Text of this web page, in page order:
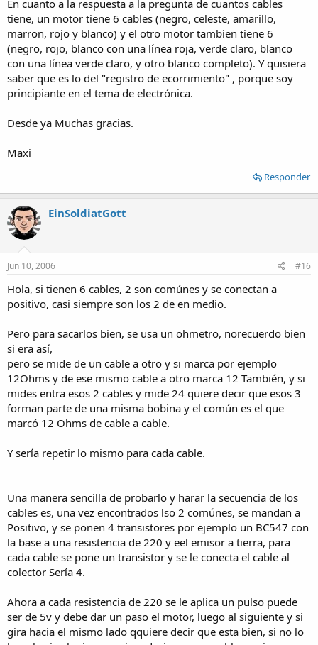
En cuanto a la respuesta a la pregunta de cuantos cables
tiene, un motor tiene 6 cables (negro, celeste, amarillo,
marron, rojo y blanco) y el otro motor tambien tiene 6
(negro, rojo, blanco con una línea roja, verde claro, blanco
con una línea verde claro, y otro blanco completo). Y quisiera
saber que es lo del "registro de ecorrimiento" , porque soy
principiante en el tema de electrónica.
Desde ya Muchas gracias.
Maxi
Responder
EinSoldiatGott
Jun 10, 2006 #16
Hola, si tienen 6 cables, 2 son comúnes y se conectan a
positivo, casi siempre son los 2 de en medio.
Pero para sacarlos bien, se usa un ohmetro, norecuerdo bien
si era así,
pero se mide de un cable a otro y si marca por ejemplo
12Ohms y de ese mismo cable a otro marca 12 También, y si
mides entra esos 2 cables y mide 24 quiere decir que esos 3
forman parte de una misma bobina y el común es el que
marcó 12 Ohms de cable a cable.
Y sería repetir lo mismo para cada cable.
Una manera sencilla de probarlo y harar la secuencia de los
cables es, una vez encontrados lso 2 comúnes, se mandan a
Positivo, y se ponen 4 transistores por ejemplo un BC547 con
la base a una resistencia de 220 y eel emisor a tierra, para
cada cable se pone un transistor y se le conecta el cable al
colector Sería 4.
Ahora a cada resistencia de 220 se le aplica un pulso puede
ser de 5v y debe dar un paso el motor, luego al siguiente y si
gira hacia el mismo lado qquiere decir que esta bien, si no lo